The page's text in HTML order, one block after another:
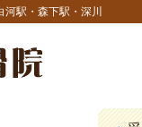
駅・森下駅・深川